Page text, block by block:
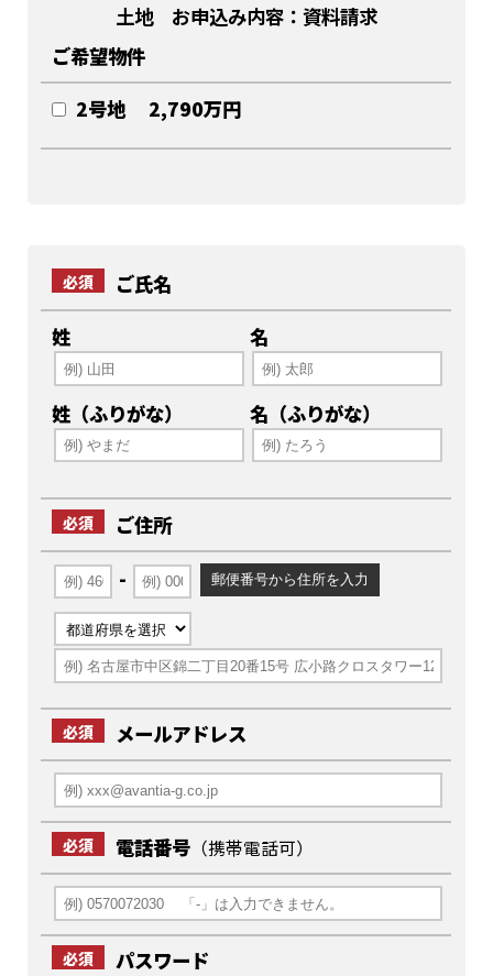
土地 お申込み内容：資料請求
ご希望物件
2号地 2,790万円
必須
ご氏名
姓
名
姓（ふりがな） 名（ふりがな）
必須
ご住所
-
必須 メールアドレス
必須 電話番号 （携帯電話可）
必須 パスワード